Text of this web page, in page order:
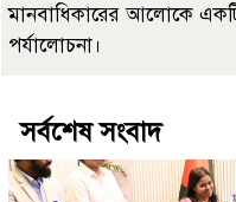
মানবাধিকারের আলোকে
পর্যালোচনা।
সর্বশেষ সংবাদ